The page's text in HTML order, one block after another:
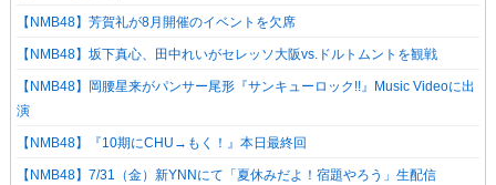
【NMB48】芳賀礼が8月開催のイベントを欠席
【NMB48】坂下真心、田中れいがセレッソ大阪vs.ドルトムントを観戦
【NMB48】岡腰星来がパンサー尾形『サンキューロック!!』Music Videoに出
演
【NMB48】『10期にCHU→もく！』本日最終回
【NMB48】7/31（金）新YNNにて「夏休みだよ！宿題やろう」生配信